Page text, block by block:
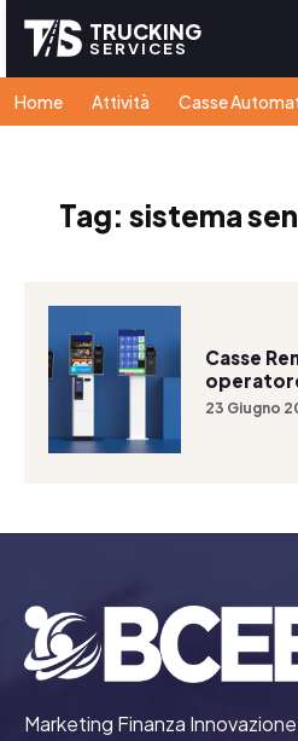
TRUCKING
SERVICES
Home Attività Casse
Tag: sistema
Casse
23 Giugno
Marketing Finanza Innovazione